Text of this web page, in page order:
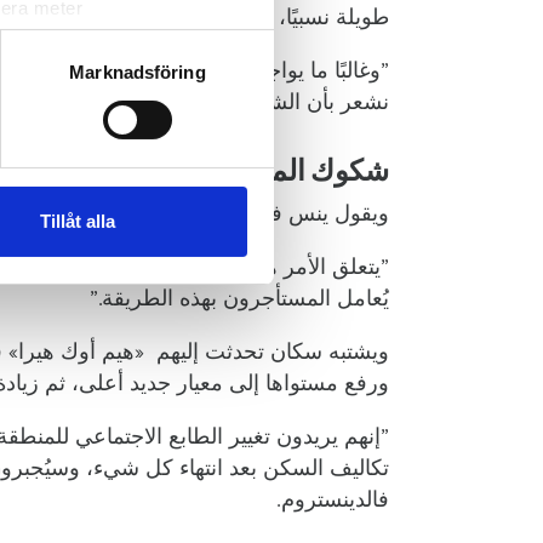
meter
. Du kan ändra
information från din enhet
kombinera informationen
Marknadsföring
Tillåt alla
طويلة نسبيًا، لكن من دون جدوى. لا يحدث
”وغالبًا ما يواجه المستأجرون الذين
نشعر بأن الشركة تصرفت بعدوانية شديدة
شكوك المستأجرين
ويقول ينس فالدينستروم إن «ليلشيبو» لم
”يتعلق الأمر هنا بحق الناس الأساسي في
يُعامل المستأجرون بهذه الطريقة.”
ويشتبه سكان تحدثت إليهم «هيم أوك
ورفع مستواها إلى معيار جديد أعلى، ثم
”إنهم يريدون تغيير الطابع الاجتماعي
تكاليف السكن بعد انتهاء كل شيء،
فالدينستروم.